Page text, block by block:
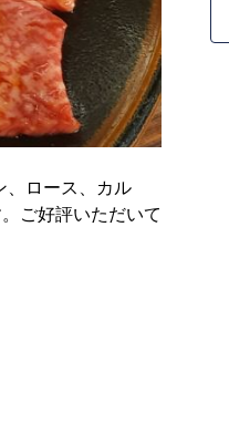
、ロース、カル
ご好評いただいて